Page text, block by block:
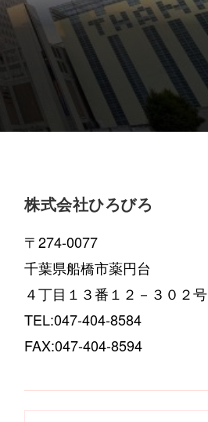
株式会社ひろびろ
〒274-0077
千葉県船橋市薬円台
４丁目１３番１２－３０２号
TEL:047-404-8584
FAX:047-404-8594